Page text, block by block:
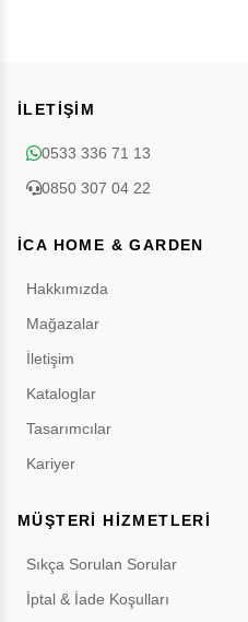
İLETİŞİM
0533 336 71 13
0850 307 04 22
İCA HOME & GARDEN
Hakkımızda
Mağazalar
İletişim
Kataloglar
Tasarımcılar
Kariyer
MÜŞTERİ HİZMETLERİ
Sıkça Sorulan Sorular
İptal & İade Koşulları